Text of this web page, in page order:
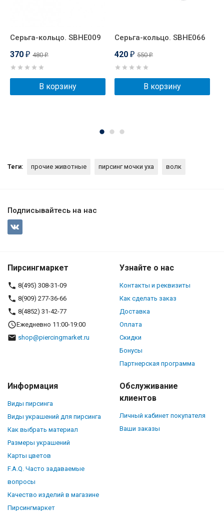
Серьга-кольцо. SBHE009
370 ₽ 480₽
В корзину
Серьга-кольцо. SBHE066
420 ₽ 550₽
В корзину
Теги: прочие животные пирсинг мочки уха волк
Подписывайтесь на нас
Пирсингмаркет
8(495) 308-31-09
8(909) 277-36-66
8(4852) 31-42-77
Ежедневно 11:00-19:00
shop@piercingmarket.ru
Узнайте о нас
Контакты и реквизиты
Как сделать заказ
Доставка
Оплата
Скидки
Бонусы
Партнерская программа
Информация
Виды пирсинга
Виды украшений для пирсинга
Как выбрать материал
Размеры украшений
Карты цветов
F.A.Q. Часто задаваемые
вопросы
Качество изделий в магазине
Пирсингмаркет
Обслуживание
клиентов
Личный кабинет покупателя
Ваши заказы